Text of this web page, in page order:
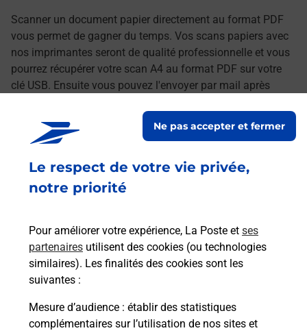
Le respect de votre vie privée,
notre priorité
Pour améliorer votre expérience, La Poste et ses
partenaires utilisent des cookies (ou technologies
similaires). Les finalités des cookies sont les
suivantes :
Mesure d’audience : établir des statistiques
complémentaires sur l’utilisation de nos sites et
Ne pas accepter et fermer
Scanner un document papier directement au format PDF
vous permet de gagner du temps. Vos scans papiers avec
nos imprimantes seront de qualité professionnelle et vous
pourrez récupérer votre scan A4 au format PDF sur votre
clé USB. Ensuite vous pouvez l'envoyer par mail après
Le lien s'ouvre dans un nouvel onglet
Services
En savoir plus